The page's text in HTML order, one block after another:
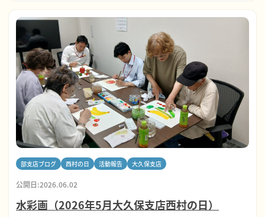
部支店ブログ 西村の日 活動報告 大久保支店
公開日:2026.06.02
水彩画（2026年5月大久保支店西村の日）